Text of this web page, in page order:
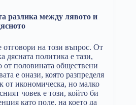
разлика между лявото и
на този въпрос. От
дясната политика е тази,
от половината обществени
е онази, която разпределя
от икономическа, но малко
човек е този, който би
като поле, на което да